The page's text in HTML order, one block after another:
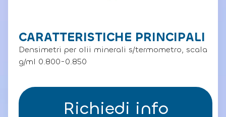
CARATTERISTICHE PRINCIPALI
Densimetri per olii minerali s/termometro, scala
g/ml 0.800-0.850
Richiedi info